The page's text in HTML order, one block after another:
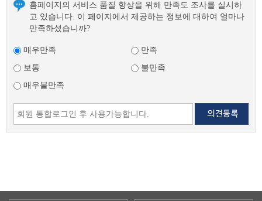
홈페이지의 서비스 품질 향상을 위해 만족도 조사를 실시하
고 있습니다. 이 페이지에서 제공하는 정보에 대하여 얼마나
만족하셨습니까?
매우만족
만족
보통
불만족
매우불만족